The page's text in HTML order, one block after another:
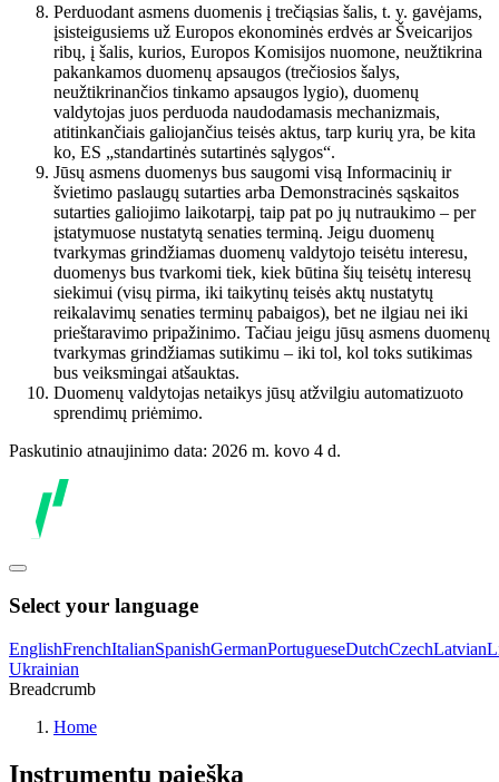
Perduodant asmens duomenis į trečiąsias šalis, t. y. gavėjams,
įsisteigusiems už Europos ekonominės erdvės ar Šveicarijos
ribų, į šalis, kurios, Europos Komisijos nuomone, neužtikrina
pakankamos duomenų apsaugos (trečiosios šalys,
neužtikrinančios tinkamo apsaugos lygio), duomenų
valdytojas juos perduoda naudodamasis mechanizmais,
atitinkančiais galiojančius teisės aktus, tarp kurių yra, be kita
ko, ES „standartinės sutartinės sąlygos“.
Jūsų asmens duomenys bus saugomi visą Informacinių ir
švietimo paslaugų sutarties arba Demonstracinės sąskaitos
sutarties galiojimo laikotarpį, taip pat po jų nutraukimo – per
įstatymuose nustatytą senaties terminą. Jeigu duomenų
tvarkymas grindžiamas duomenų valdytojo teisėtu interesu,
duomenys bus tvarkomi tiek, kiek būtina šių teisėtų interesų
siekimui (visų pirma, iki taikytinų teisės aktų nustatytų
reikalavimų senaties terminų pabaigos), bet ne ilgiau nei iki
prieštaravimo pripažinimo. Tačiau jeigu jūsų asmens duomenų
tvarkymas grindžiamas sutikimu – iki tol, kol toks sutikimas
bus veiksmingai atšauktas.
Duomenų valdytojas netaikys jūsų atžvilgiu automatizuoto
sprendimų priėmimo.
Paskutinio atnaujinimo data: 2026 m. kovo 4 d.
Select your language
EnglishFrenchItalianSpanishGermanPortugueseDutchCzechLatvian
Ukrainian
Breadcrumb
Home
Instrumentų paieška